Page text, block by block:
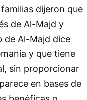
dijeron que
de Al-Majd y
de Al-Majd dice
y que tiene
sin proporcionar
en bases de